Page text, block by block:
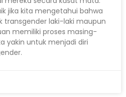
jika kita mengetahui bahwa
transgender laki-laki maupun
memiliki proses masing-
yakin untuk menjadi diri